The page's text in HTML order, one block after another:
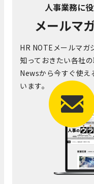
人事業務に
メールマ
HR NOTEメールマガ
知っておきたい各社
Newsから今すぐ使え
います。